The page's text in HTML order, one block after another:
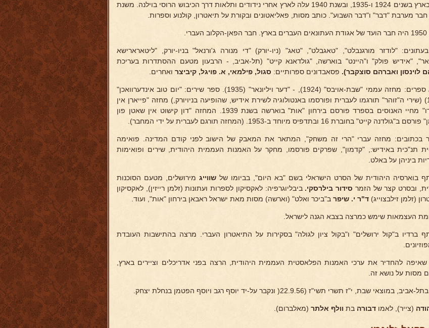
ביקר בארץ בשנים 1924 ו-1935, ובשנת 1940 עלה לארץ אחרי נידודים ותלאות דרך הכיבוש הרוסי בוילנה. משנת
"לודזר מורגנבלט", "טאגבלט", "טאג" (ניו-יורק) "די מנורה ג'ורנאל" בניו-יורק, "ליטארארישא
"אידיש פולק" ו"היינט" בוארשה, "גולדאנא קייט" (תל-אביב, - הרבעון מטעם ההסתדרות בעריכת
לוינסון ואברהם סוצקבר). פסאבדונים ספרותיים: סגול, פילמאי, א. פויגל, קיביצר ואחרים.
הוציא ספרים: מחזה עממי "שבת-אויבס" (1924), - "דער ויליונאר" (1935). ספר שירים: "יום טוב אינדערוואכן"
(1935) (שירי ה"זוהר" תורגמו לעברית ופורסמו באנטולוגיה לשירת אידיש, שהופיעה בניויורק,) מחזה "פייארן אין
טולאדו" מחיי האנוסים בספרד פורסם בירחון "אות" בוארשה בשנת 1939. המחזה "דון קישוט אין שאטן פון
קייט" בחוברת 16 ובתדפיס מיוחד ב-1953. (המחזה תורגם לעברית על ידי המחבר).
בכתובים: מחזה עברי "הרי זה משחק", המתאר את המאבק של הישוב לפני קודם המדינה. פואימה
תנ"כית באידיש:, "קדמון", שפרקים פורסמו, מחקר על האמנות העממית היהודית, שירים ופואימות
ביניהן על באלט.
בוארסיה היהודית של הסרט הישראלי בשם "בא היום", בביומו של שווייג מירושלים, מטעם הסוכנות
ובסרט קצר של הזמר סידור בילרסקי. ביבליוגרפיה: לאקסיקון לספרות ועתונות (זלמן רייזין), לאקסיקון
(זלמן זילבצוייג) ד"ר י. שיפר ב"ביכר ואלט" (וארשה) מסות מאת ישראל ראבאן בירחון "אות", ועוד.
העצמאות שימש כמרצה בצבא הגנה לישראל.
ברדיו ב"קול ירושלים" ו"בקול ציון לגולה" בסקירות על התיאטרון העברי. מרצה בהתישבות העובדת
שאיפה להחדיר את ערכי האמנות הפלאסטית העממית היהודית, הרצה בפני אדריכלים וציירים בארץ,
מסות על נושא זה.
במוצאי שבת, י"ז תשרי תשי"ז (22.9.56( ונקבר על-יד יוסף רגב ויוסף הפטמן בנחלת יצחק.
(צייר), לאמו דבורה בת וולף אלתר (מאלברום).